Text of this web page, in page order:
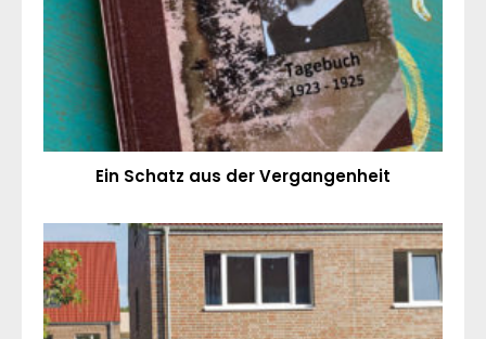
Ein Schatz aus der Vergangenheit